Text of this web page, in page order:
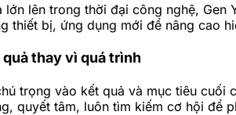
lớn lên trong thời đại công nghệ, Gen
thiết bị, ứng dụng mới để nâng cao
thay vì quá trình
trọng vào kết quả và mục tiêu
quyết tâm, luôn tìm kiếm cơ hội để